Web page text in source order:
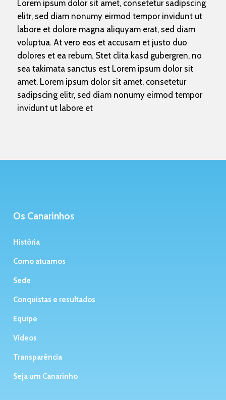
Lorem ipsum dolor sit amet, consetetur sadipscing
elitr, sed diam nonumy eirmod tempor invidunt ut
labore et dolore magna aliquyam erat, sed diam
voluptua. At vero eos et accusam et justo duo
dolores et ea rebum. Stet clita kasd gubergren, no
sea takimata sanctus est Lorem ipsum dolor sit
amet. Lorem ipsum dolor sit amet, consetetur
sadipscing elitr, sed diam nonumy eirmod tempor
invidunt ut labore et
Os Canarinhos
História
Como atuamos
Sede
Conquistas e resultados
Equipe
Vídeos
Transparência
Seja um Canarinho